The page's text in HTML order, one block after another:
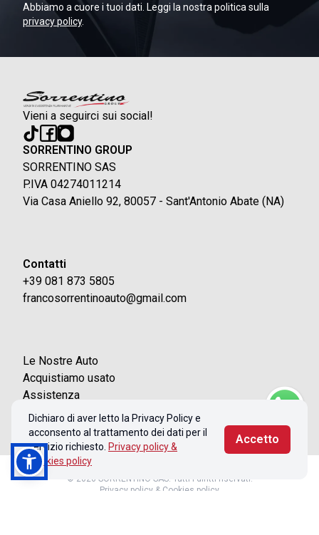
Abbiamo a cuore i tuoi dati. Leggi la nostra politica sulla
privacy policy.
Vieni a seguirci sui social!
SORRENTINO GROUP
SORRENTINO SAS
P.IVA 04274011214
Via Casa Aniello 92, 80057 - Sant'Antonio Abate (NA)
Contatti
+39 081 873 5805
francosorrentinoauto@gmail.com
Le Nostre Auto
Acquistiamo usato
Assistenza
Contatti
Dichiaro di aver letto la Privacy Policy e
acconsento al trattamento dei dati per il
servizio richiesto. Privacy policy &
Cookies policy
Accetto
© 2026 SORRENTINO SAS. Tutti i diritti riservati.
Privacy policy & Cookies policy